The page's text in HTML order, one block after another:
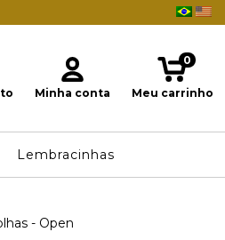
ESTAMOS INDO EMBORA DO
Minha conta Meu carrinho
0
Lembracinhas
- Open